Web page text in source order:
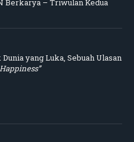
yang Luka, Sebuah Ulasan